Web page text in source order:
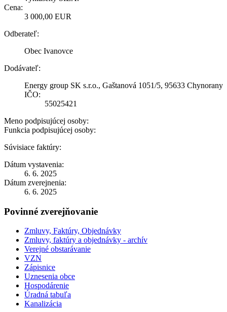
Cena:
3 000,00 EUR
Odberateľ:
Obec Ivanovce
Dodávateľ:
Energy group SK s.r.o., Gaštanová 1051/5, 95633 Chynorany
IČO:
55025421
Meno podpisujúcej osoby:
Funkcia podpisujúcej osoby:
Súvisiace faktúry:
Dátum vystavenia:
6. 6. 2025
Dátum zverejnenia:
6. 6. 2025
Povinné zverejňovanie
Zmluvy, Faktúry, Objednávky
Zmluvy, faktúry a objednávky - archív
Verejné obstarávanie
VZN
Zápisnice
Uznesenia obce
Hospodárenie
Úradná tabuľa
Kanalizácia